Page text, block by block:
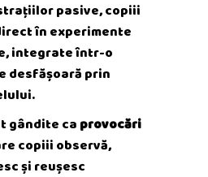
pasive, copiii
în experimente
integrate într-o
desfășoară prin
gândite ca provocări
copiii observă,
și reușesc